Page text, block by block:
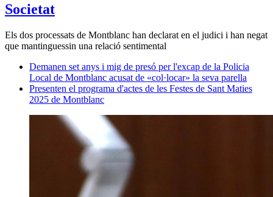
Societat
Els dos processats de Montblanc han declarat en el judici i han negat
que mantinguessin una relació sentimental
Demanen set anys i mig de presó per l'excap de la Policia
Local de Montblanc acusat de «col·locar» la seva parella
Presenten el programa d'actes de les Festes de Sant Maties
2025 de Montblanc